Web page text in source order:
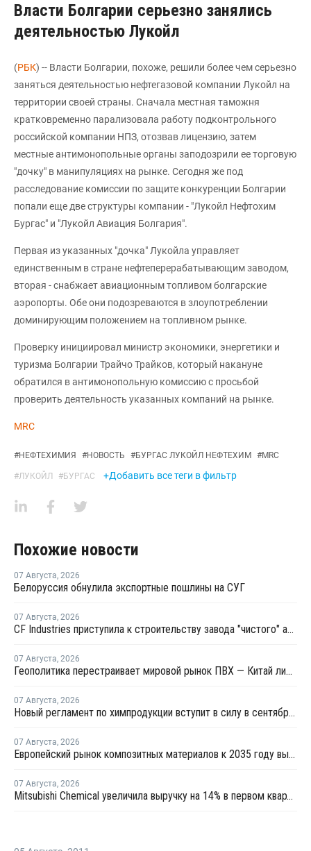
Власти Болгарии серьезно занялись
деятельностью Лукойл
(РБК) -- Власти Болгарии, похоже, решили более чем серьезно
заняться деятельностью нефтегазовой компании Лукойл на
территории своей страны. Сначала местная таможня
кратковременно парализовала работу подконтрольного
российской компании НПЗ, отозвав лицензию, затем
местные антимонопольные органы заподозрили ее торговую
"дочку" в манипуляциях на рынке. Сегодня же под
расследование комиссии по защите конкуренции Болгарии
попали еще две структуры компании - "Лукойл Нефтохим
Бургас" и "Лукойл Авиация Болгария".
Первая из указанных "дочка" Лукойла управляет
единственным в стране нефтеперерабатывающим заводом,
вторая - снабжает авиационным топливом болгарские
аэропорты. Обе они подозреваются в злоупотреблении
доминирующим положением на топливном рынке.
Проверку инициировал министр экономики, энергетики и
туризма Болгарии Трайчо Трайков, который накануне
обратился в антимонопольную комиссию с просьбой
проверить деятельность указанных компаний на рынке.
MRC
#НЕФТЕХИМИЯ #НОВОСТЬ #БУРГАС ЛУКОЙЛ НЕФТЕХИМ #MRC
#ЛУКОЙЛ #БУРГАС +Добавить все теги в фильтр
Похожие новости
07 Августа, 2026
Белоруссия обнулила экспортные пошлины на СУГ
07 Августа, 2026
CF Industries приступила к строительству завода "чистого" аммиака за USD4 миллиарда
07 Августа, 2026
Геополитика перестраивает мировой рынок ПВХ — Китай лидирует в экспорте
07 Августа, 2026
Новый регламент по химпродукции вступит в силу в сентябре 2027 года
07 Августа, 2026
Европейский рынок композитных материалов к 2035 году вырастет до USD47,5 млрд
07 Августа, 2026
Mitsubishi Chemical увеличила выручку на 14% в первом квартале японского финансового года